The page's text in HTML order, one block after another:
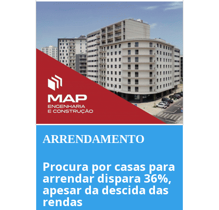
ARRENDAMENTO
Procura por casas para
arrendar dispara 36%,
apesar da descida das
rendas